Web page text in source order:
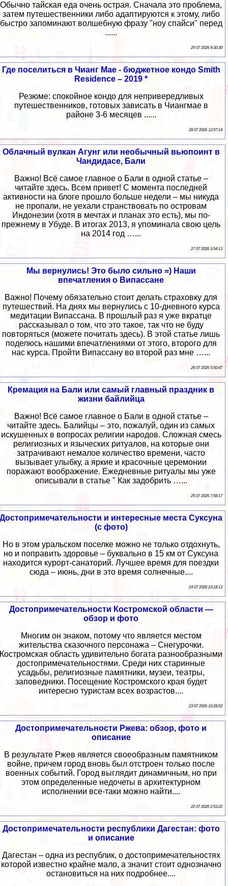
Обычно тайская еда очень острая. Сначала это проблема,
затем путешественники либо адаптируются к этому, либо
быстро запоминают волшебную фразу "ноу спайси" перед
......
29 07 2026 9:30:30
Где поселиться в Чианг Мае - бюджетное кондо Smith
Residence – 2019 *
Резюме: спокойное кондо для непривередливых
путешественников, готовых зависать в Чиангмае в
районе 3-6 месяцев ......
28 07 2026 13:57:14
Облачный вулкан Агунг или необычный вьюпоинт в
Чандидасе, Бали
Важно! Всё самое главное о Бали в одной статье –
читайте здесь. Всем привет! С момента последней
активности на блоге прошло больше недели – мы никуда
не пропали, не уехали странствовать по островам
Индонезии (хотя в мечтах и планах это есть), мы по-
прежнему в Убуде. В итогах 2013, я упоминала свою цель
на 2014 год …...
27 07 2026 3:54:13
Мы вернулись! Это было сильно =) Наши
впечатления о Випассане
Важно! Почему обязательно стоит делать страховку для
путешествий. На днях мы вернулись с 10-дневного курса
медитации Випассана. В прошлый раз я уже вкратце
рассказывал о том, что это такое, так что не буду
повторяться (можете почитать здесь). В этой статье лишь
поделюсь нашими впечатлениями от этого, второго для
нас курса. Пройти Випассану во второй раз мне …...
26 07 2026 5:50:47
Кремация на Бали или самый главный праздник в
жизни байлийца
Важно! Всё самое главное о Бали в одной статье –
читайте здесь. Балийцы – это, пожалуй, один из самых
искушенных в вопросах религии народов. Сложная смесь
религиозных и языческих ритуалов, на которые они
затрачивают немалое количество времени, часто
вызывает улыбку, а яркие и красочные церемонии
поражают воображение. Ежедневные ритуалы мы уже
описывали в статье " Как задобрить …...
25 07 2026 7:58:17
Достопримечательности и интересные места Суксуна
(с фото)
Но в этом уральском поселке можно не только отдохнуть,
но и поправить здоровье – буквально в 15 км от Суксуна
находится курорт-санаторий. Лучшее время для поездки
сюда – июнь, дни в это время солнечные....
24 07 2026 23:18:13
Достопримечательности Костромской области —
обзор и фото
Многим он знаком, потому что является местом
жительства сказочного персонажа – Снегурочки.
Костромская область удивительно богата разнообразными
достопримечательностями. Среди них старинные
усадьбы, религиозные памятники, музеи, театры,
заповедники. Посещение Костромского края будет
интересно туристам всех возрастов....
23 07 2026 10:28:52
Достопримечательности Ржева: обзор, фото и
описание
В результате Ржев является своеобразным памятником
войне, причем город вновь был отстроен только после
военных событий. Город выглядит динамичным, но при
этом определенные недочеты в архитектурном
исполнении все-таки можно найти....
22 07 2026 2:53:22
Достопримечательности республики Дагестан: фото
и описание
Дагестан – одна из республик, о достопримечательностях
которой известно крайне мало, а значит стоит однозначно
остановиться на них подробнее....